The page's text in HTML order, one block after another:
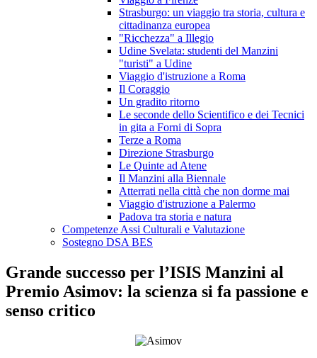
Strasburgo: un viaggio tra storia, cultura e
cittadinanza europea
"Ricchezza" a Illegio
Udine Svelata: studenti del Manzini
"turisti" a Udine
Viaggio d'istruzione a Roma
Il Coraggio
Un gradito ritorno
Le seconde dello Scientifico e dei Tecnici
in gita a Forni di Sopra
Terze a Roma
Direzione Strasburgo
Le Quinte ad Atene
Il Manzini alla Biennale
Atterrati nella città che non dorme mai
Viaggio d'istruzione a Palermo
Padova tra storia e natura
Competenze Assi Culturali e Valutazione
Sostegno DSA BES
Grande successo per l’ISIS Manzini al
Premio Asimov: la scienza si fa passione e
senso critico